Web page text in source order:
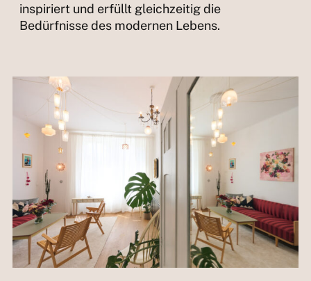
inspiriert und erfüllt gleichzeitig die
Bedürfnisse des modernen Lebens.